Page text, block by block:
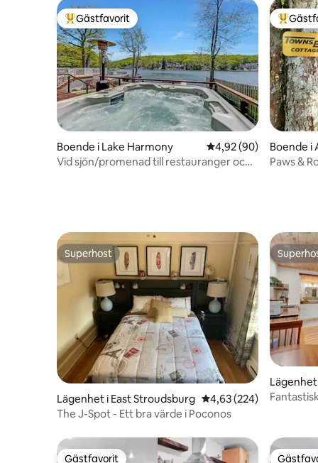
Populär gästfavorit
Gästfavorit
Boende i Lake Harmony 4,92 av 5 i
4,92 (90)
Vid sjön/promenad till restauranger och
Boende i
Paws &
Superhost
Superhost
Lägenhet i East Stroudsburg 4,63 av 5 i
4,63 (224)
The J-Spot - Ett bra värde i Poconos
Gästfavorit